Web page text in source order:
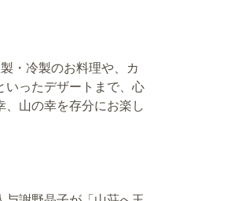
・冷製のお料理や、カ
いったデザートまで、心
山の幸を存分にお楽し